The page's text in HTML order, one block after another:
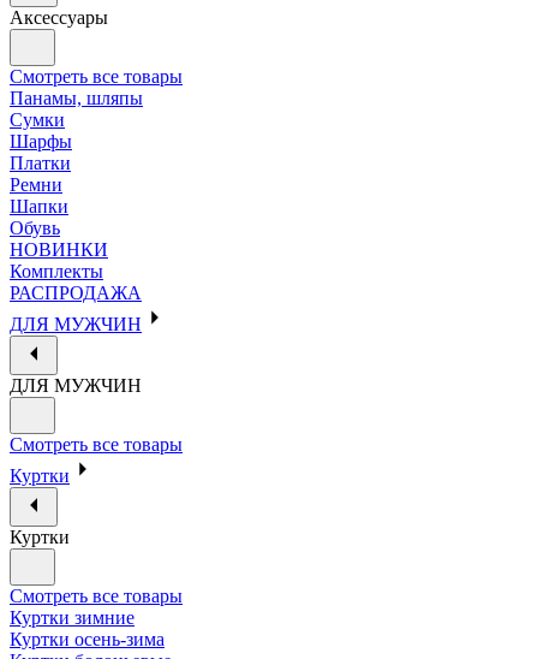
Аксессуары
Смотреть все товары
Панамы, шляпы
Сумки
Шарфы
Платки
Ремни
Шапки
Обувь
НОВИНКИ
Комплекты
РАСПРОДАЖА
ДЛЯ МУЖЧИН
ДЛЯ МУЖЧИН
Смотреть все товары
Куртки
Куртки
Смотреть все товары
Куртки зимние
Куртки осень-зима